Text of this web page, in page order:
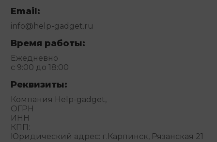
Email:
info@help-gadget.ru
Время работы:
Ежедневно
с 9:00 до 18:00
Реквизиты:
Компания Help-gadget,
ОГРН
ИНН
КПП:
Юридический адрес: г.Карпинск, Рязанская 21